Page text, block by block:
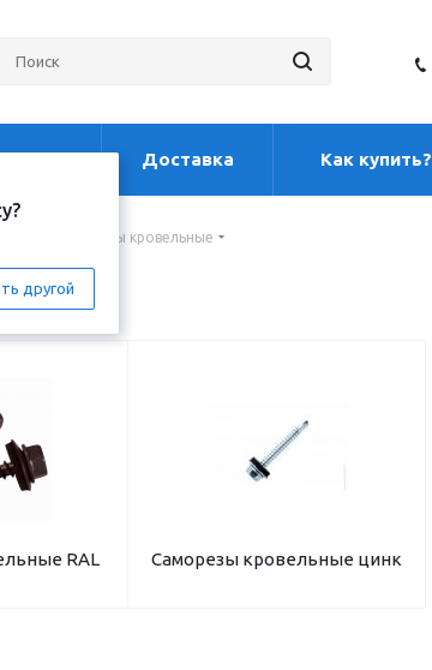
другой
Доставка Как купить?
Саморезы кровельные
RAL Саморезы кровельные цинк